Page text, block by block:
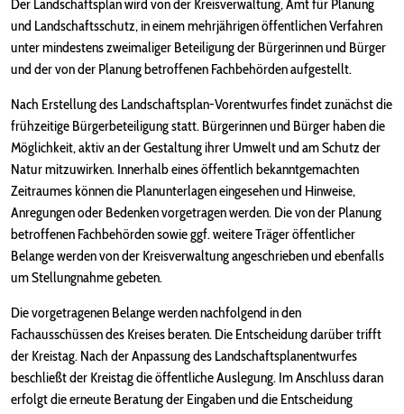
Der Landschaftsplan wird von der Kreisverwaltung, Amt für Planung
und Landschaftsschutz, in einem mehrjährigen öffentlichen Verfahren
unter mindestens zweimaliger Beteiligung der Bürgerinnen und Bürger
und der von der Planung betroffenen Fachbehörden aufgestellt.
Nach Erstellung des Landschaftsplan-Vorentwurfes findet zunächst die
frühzeitige Bürgerbeteiligung statt. Bürgerinnen und Bürger haben die
Möglichkeit, aktiv an der Gestaltung ihrer Umwelt und am Schutz der
Natur mitzuwirken. Innerhalb eines öffentlich bekanntgemachten
Zeitraumes können die Planunterlagen eingesehen und Hinweise,
Anregungen oder Bedenken vorgetragen werden. Die von der Planung
betroffenen Fachbehörden sowie ggf. weitere Träger öffentlicher
Belange werden von der Kreisverwaltung angeschrieben und ebenfalls
um Stellungnahme gebeten.
Die vorgetragenen Belange werden nachfolgend in den
Fachausschüssen des Kreises beraten. Die Entscheidung darüber trifft
der Kreistag. Nach der Anpassung des Landschaftsplanentwurfes
beschließt der Kreistag die öffentliche Auslegung. Im Anschluss daran
erfolgt die erneute Beratung der Eingaben und die Entscheidung